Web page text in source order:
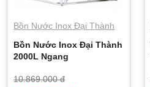
Bồn Nước Inox Đại Thành
Bồn Nước Inox Đại Thành
2000L Ngang
10.869.000 đ